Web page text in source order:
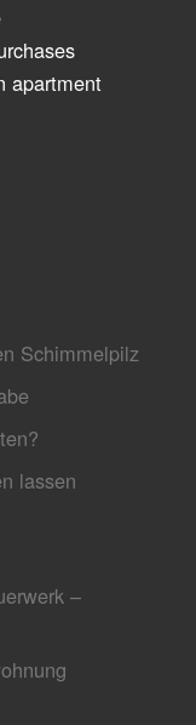
apartment
Schimmelpilz
lassen
–